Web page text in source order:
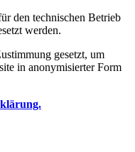
den technischen Betrieb
werden.
gesetzt, um
in anonymisierter Form